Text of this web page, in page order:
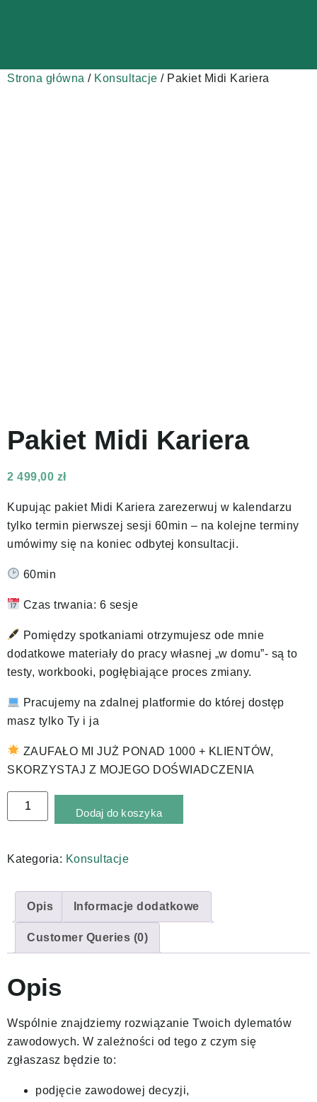
Strona główna / Konsultacje / Pakiet Midi Kariera
Pakiet Midi Kariera
2 499,00 zł
Kupując pakiet Midi Kariera zarezerwuj w kalendarzu
tylko termin pierwszej sesji 60min – na kolejne terminy
umówimy się na koniec odbytej konsultacji.
60min
Czas trwania: 6 sesje
Pomiędzy spotkaniami otrzymujesz ode mnie
dodatkowe materiały do pracy własnej „w domu”- są to
testy, workbooki, pogłębiające proces zmiany.
Pracujemy na zdalnej platformie do której dostęp
masz tylko Ty i ja
ZAUFAŁO MI JUŻ PONAD 1000 + KLIENTÓW,
SKORZYSTAJ Z MOJEGO DOŚWIADCZENIA
Dodaj do koszyka
Kategoria: Konsultacje
Opis Informacje dodatkowe
Customer Queries (0)
Opis
Wspólnie znajdziemy rozwiązanie Twoich dylematów
zawodowych. W zależności od tego z czym się
zgłaszasz będzie to:
podjęcie zawodowej decyzji,